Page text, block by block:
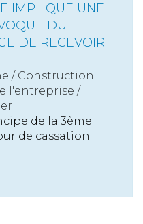
IMPLIQUE UNE
DU
DE RECEVOIR
/ Construction
l'entreprise /
de la 3ème
de cassation...